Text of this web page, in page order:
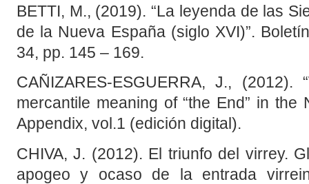
BETTI, M., (2019). “La leyenda de las
de la Nueva España (siglo XVI)”.
34, pp. 145 – 169.
CAÑIZARES-ESGUERRA, J., (2012).
mercantile meaning of “the End” in the
Appendix, vol.1 (edición digital).
CHIVA, J. (2012). El triunfo del virrey.
apogeo y ocaso de la entrada